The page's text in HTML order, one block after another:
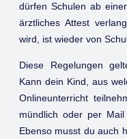
dürfen Schulen ab
ärztliches Attest
wird, ist wieder von
Diese Regelungen
Kann dein Kind, aus
Onlineunterricht
mündlich oder per
Ebenso musst du auch